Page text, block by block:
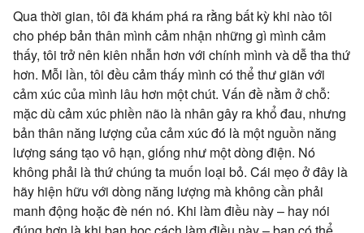
Qua thời gian, tôi đã khám phá ra rằng bất kỳ khi nào tôi
cho phép bản thân mình cảm nhận những gì mình cảm
thấy, tôi trở nên kiên nhẫn hơn với chính mình và dễ tha thứ
hơn. Mỗi lần, tôi đều cảm thấy mình có thể thư giãn với
cảm xúc của mình lâu hơn một chút. Vấn đề nằm ở chỗ:
mặc dù cảm xúc phiền não là nhân gây ra khổ đau, nhưng
bản thân năng lượng của cảm xúc đó là một nguồn năng
lượng sáng tạo vô hạn, giống như một dòng điện. Nó
không phải là thứ chúng ta muốn loại bỏ. Cái mẹo ở đây là
hãy hiện hữu với dòng năng lượng mà không cần phải
manh động hoặc đè nén nó. Khi làm điều này – hay nói